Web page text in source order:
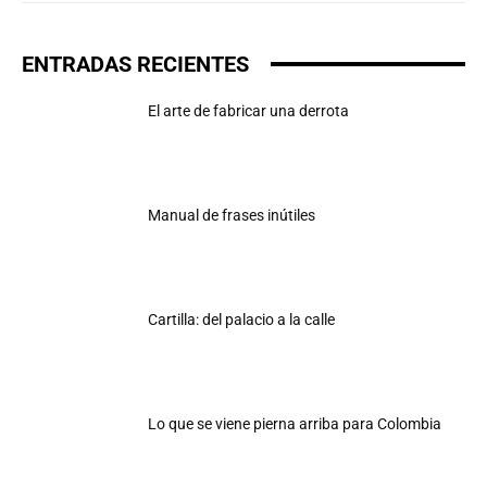
ENTRADAS RECIENTES
El arte de fabricar una derrota
Manual de frases inútiles
Cartilla: del palacio a la calle
Lo que se viene pierna arriba para Colombia